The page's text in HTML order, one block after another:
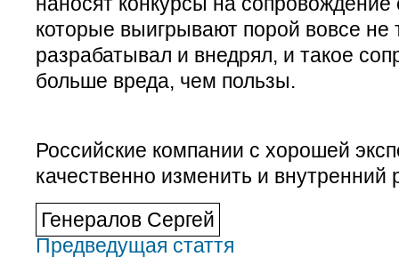
которые выигрывают порой вовсе не
разрабатывал и внедрял, и такое
больше вреда, чем пользы.
Российские компании с хорошей
качественно изменить и внутренний
Генералов Сергей
Предведущая стаття